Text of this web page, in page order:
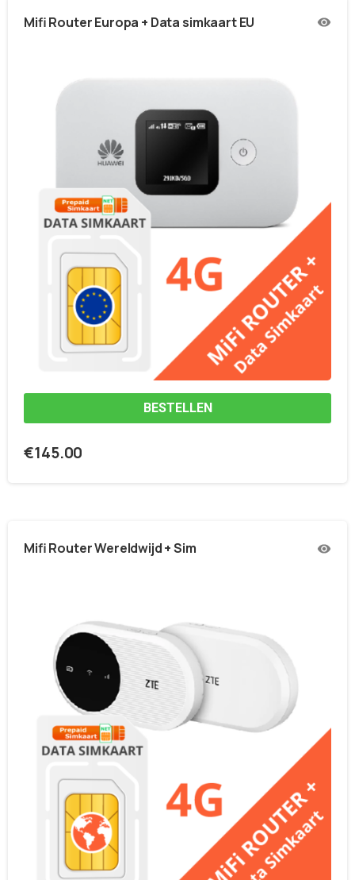
Mifi Router Europa + Data simkaart EU
BESTELLEN
€145.00
Mifi Router Wereldwijd + Sim